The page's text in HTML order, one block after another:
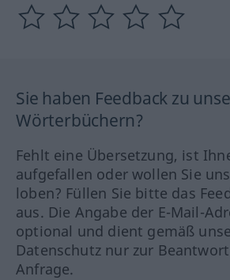
Sie haben Feedback zu
Wörterbüchern?
Fehlt eine Übersetzung, ist
aufgefallen oder wollen Sie
loben? Füllen Sie bitte das
aus. Die Angabe der E-Mail-
optional und dient gemäß
Datenschutz nur zur
Anfrage.